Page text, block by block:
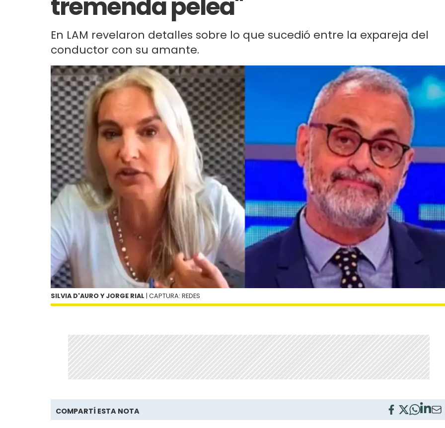
tremenda pelea"
En LAM revelaron detalles sobre lo que sucedió entre la expareja del
conductor con su amante.
SILVIA D'AURO Y JORGE RIAL | CAPTURA: REDES
COMPARTÍ ESTA NOTA